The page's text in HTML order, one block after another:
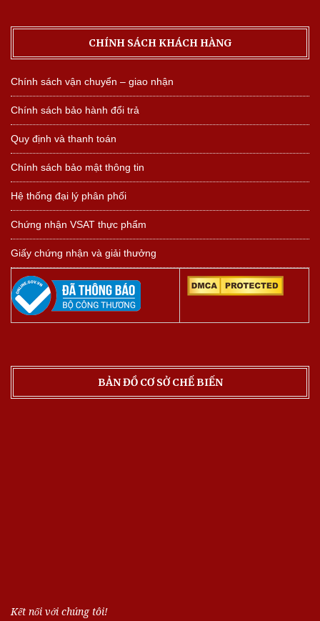
CHÍNH SÁCH KHÁCH HÀNG
Chính sách vận chuyển – giao nhận
Chính sách bảo hành đổi trả
Quy định và thanh toán
Chính sách bảo mật thông tin
Hệ thống đại lý phân phối
Chứng nhận VSAT thực phẩm
Giấy chứng nhận và giải thưởng
BẢN ĐỒ CƠ SỞ CHẾ BIẾN
Kết nối với chúng tôi!